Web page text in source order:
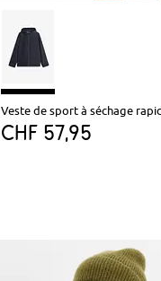
Veste de sport à séchage
CHF 57,95